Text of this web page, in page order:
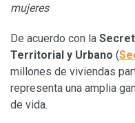
mujeres
De acuerdo con la
Territorial y Urbano (
millones de viviendas
representa una amplia
de vida.